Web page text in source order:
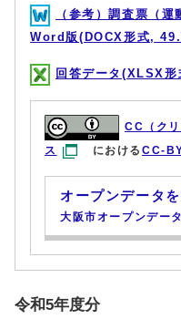
（参考）調査票（
Word版(DOCX形式,
回答データ(XLSX
CC（ク
ス
におけるCC-
オープンデータ
大阪市オープンデー
令和5年度分